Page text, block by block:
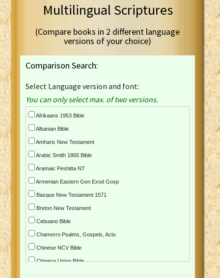
Multilingual Scriptures
(Compare books in 2 different language
versions of your choice)
Comparison Search:
Select Language version and font:
You can only select max. of two versions.
Afrikaans 1953 Bible
Albanian Bible
Amharic New Testament
Arabic Smith 1865 Bible
Aramaic Peshitta NT
Armenian Eastern Gen Exod Gosp
Basque New Testament 1571
Breton New Testament
Cebuano Bible
Chamorro Psalms, Gospels, Acts
Chinese NCV Bible
Chinese Union Bible